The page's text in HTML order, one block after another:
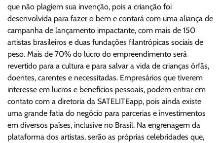
que não plagiem sua invenção, pois a crianção foi
desenvolvida para fazer o bem e contará com uma aliança de
campanha de lançamento impactante, com mais de 150
artistas brasileiros e duas fundações filantrópicas sociais de
peso. Mais de 70% do lucro do empreendimento será
revertido para a cultura e para salvar a vida de crianças órfãs,
doentes, carentes e necessitadas. Empresários que tiverem
interesse em lucros e benefícios pessoais, podem entrar em
contato com a diretoria da SATELITEapp, pois ainda existe
uma grande fatia do negócio para parcerias e investimentos
em diversos países, inclusive no Brasil. Na engrenagem da
plataforma dos artistas, serão as próprias celebridades que,